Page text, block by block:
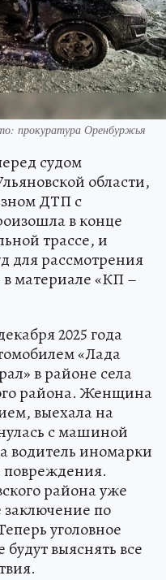
прокуратура Оренбуржья
судом
области,
ДТП с
в конце
трассе, и
для рассмотрения
материале «КП –
2025 года
«Лада
в районе села
района. Женщина
выехала на
с машиной
водитель иномарки
повреждения.
района уже
заключение по
уголовное
выяснять все